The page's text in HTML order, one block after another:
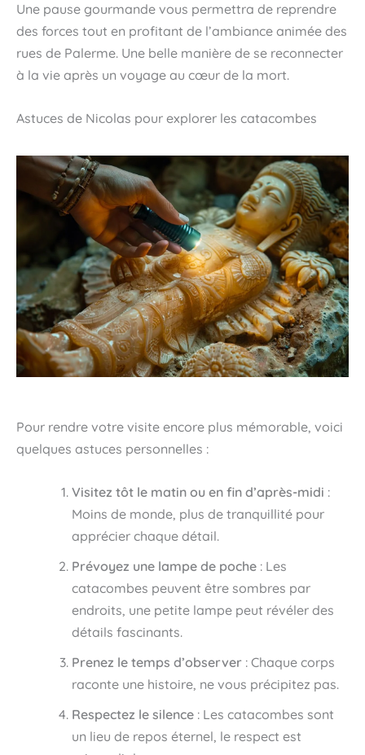
Une pause gourmande vous permettra de reprendre
des forces tout en profitant de l’ambiance animée des
rues de Palerme. Une belle manière de se reconnecter
à la vie après un voyage au cœur de la mort.
Astuces de Nicolas pour explorer les catacombes
Pour rendre votre visite encore plus mémorable, voici
quelques astuces personnelles :
Visitez tôt le matin ou en fin d’après-midi :
Moins de monde, plus de tranquillité pour
apprécier chaque détail.
Prévoyez une lampe de poche : Les
catacombes peuvent être sombres par
endroits, une petite lampe peut révéler des
détails fascinants.
Prenez le temps d’observer : Chaque corps
raconte une histoire, ne vous précipitez pas.
Respectez le silence : Les catacombes sont
un lieu de repos éternel, le respect est